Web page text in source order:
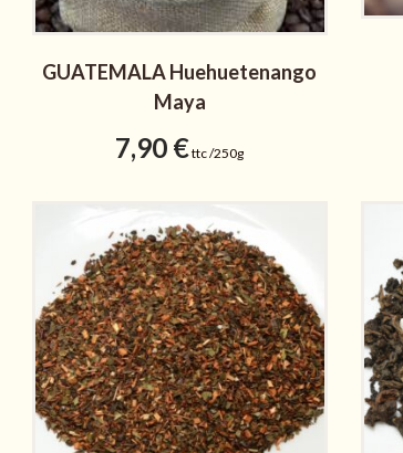
GUATEMALA Huehuetenango
Maya
7,90 €ttc /250g